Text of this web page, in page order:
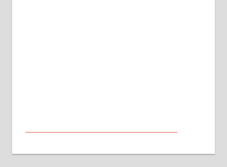
МАЛИ ОГЛАСИ